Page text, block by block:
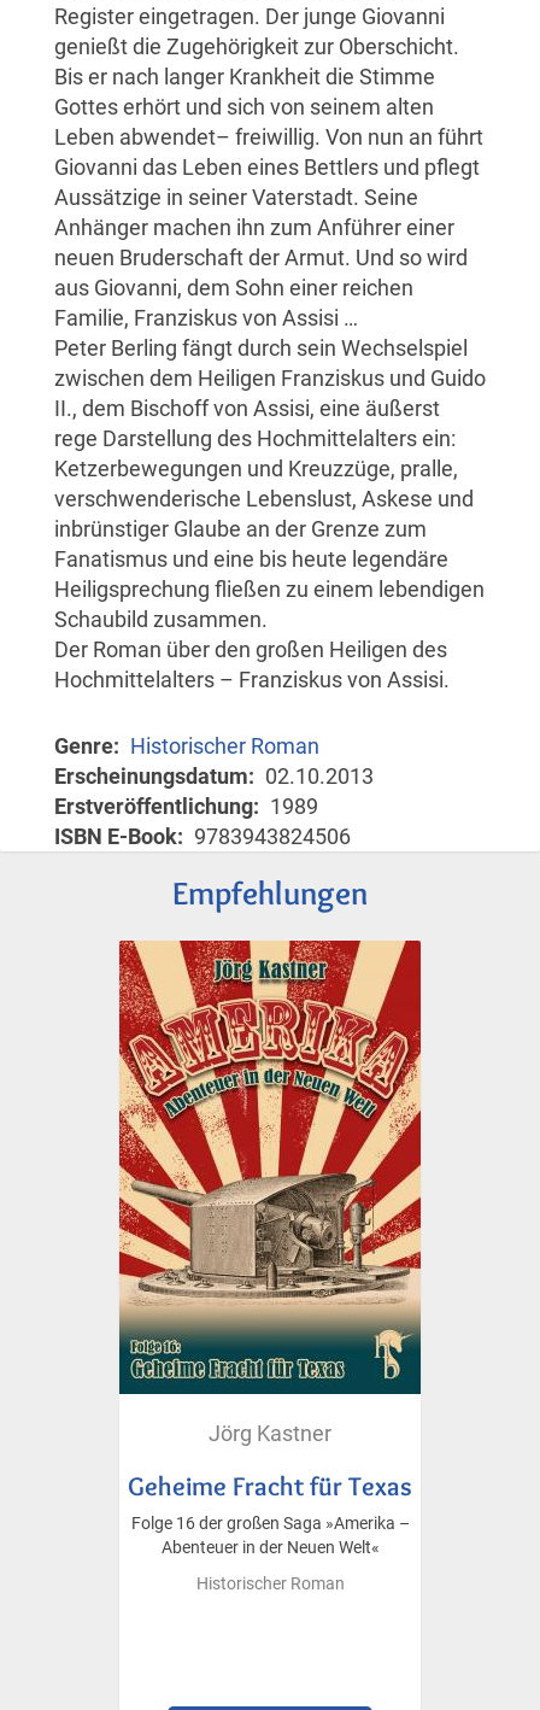
Register eingetragen. Der junge Giovanni
genießt die Zugehörigkeit zur Oberschicht.
Bis er nach langer Krankheit die Stimme
Gottes erhört und sich von seinem alten
Leben abwendet– freiwillig. Von nun an führt
Giovanni das Leben eines Bettlers und pflegt
Aussätzige in seiner Vaterstadt. Seine
Anhänger machen ihn zum Anführer einer
neuen Bruderschaft der Armut. Und so wird
aus Giovanni, dem Sohn einer reichen
Familie, Franziskus von Assisi …
Peter Berling fängt durch sein Wechselspiel
zwischen dem Heiligen Franziskus und Guido
II., dem Bischoff von Assisi, eine äußerst
rege Darstellung des Hochmittelalters ein:
Ketzerbewegungen und Kreuzzüge, pralle,
verschwenderische Lebenslust, Askese und
inbrünstiger Glaube an der Grenze zum
Fanatismus und eine bis heute legendäre
Heiligsprechung fließen zu einem lebendigen
Schaubild zusammen.
Der Roman über den großen Heiligen des
Hochmittelalters – Franziskus von Assisi.
Genre
Historischer Roman
Erscheinungsdatum
02.10.2013
Erstveröffentlichung
1989
ISBN E-Book
9783943824506
Empfehlungen
Jörg Kastner
Geheime Fracht für Texas
Folge 16 der großen Saga »Amerika –
Abenteuer in der Neuen Welt«
Historischer Roman